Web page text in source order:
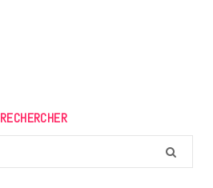
RECHERCHER